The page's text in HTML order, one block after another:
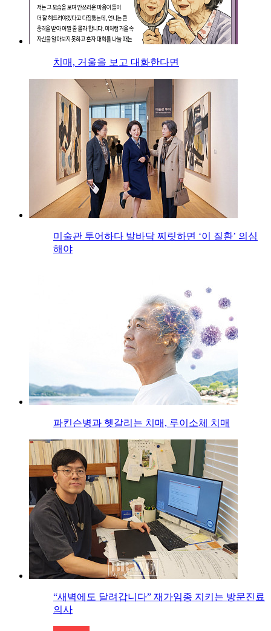
치매, 거울을 보고 대화한다면
미술관 투어하다 발바닥 찌릿하면 ‘이 질환’ 의심
해야
파킨슨병과 헷갈리는 치매, 루이소체 치매
“새벽에도 달려갑니다” 재가임종 지키는 방문진료
의사